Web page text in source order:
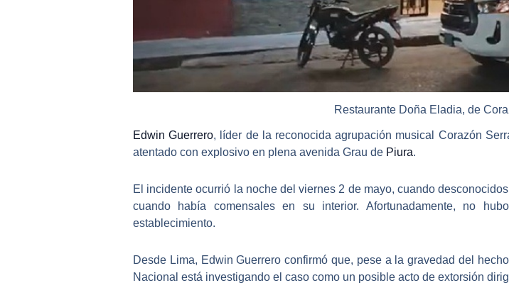
Restaurante Doña Eladia, de
Edwin Guerrero, líder de la reconocida agrupación musical Corazón
atentado con explosivo en plena avenida Grau de Piura.
El incidente ocurrió la noche del viernes 2 de mayo, cuando
cuando había comensales en su interior. Afortunadamente, no
establecimiento.
Desde Lima, Edwin Guerrero confirmó que, pese a la gravedad del
Nacional está investigando el caso como un posible acto de extorsión